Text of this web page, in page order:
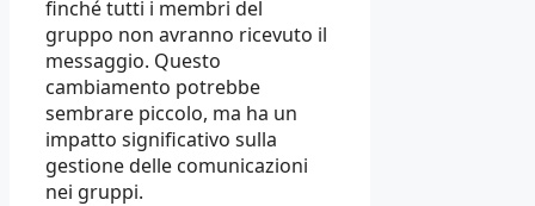
finché tutti i membri del
gruppo non avranno ricevuto il
messaggio. Questo
cambiamento potrebbe
sembrare piccolo, ma ha un
impatto significativo sulla
gestione delle comunicazioni
nei gruppi.